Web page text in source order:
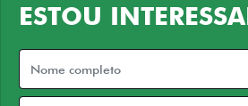
ESTOU